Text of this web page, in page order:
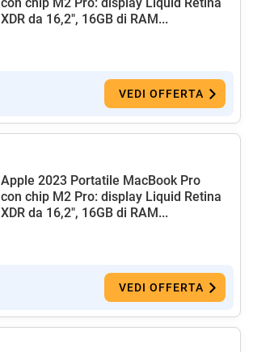
con chip M2 Pro: display Liquid Retina
XDR da 16,2", 16GB di RAM...
VEDI OFFERTA
Apple 2023 Portatile MacBook Pro
con chip M2 Pro: display Liquid Retina
XDR da 16,2", 16GB di RAM...
VEDI OFFERTA